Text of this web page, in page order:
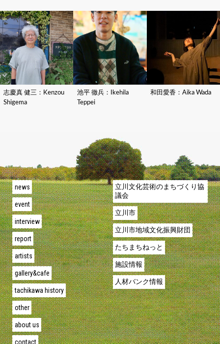
志慶真 健三：Kenzou
Shigema
池平 徹兵：Ikehila
Teppei
和田愛香：Aika Wada
news
event
interview
report
artists
gallery&cafe
tachikawa history
other
about us
contact
立川文化芸術のまちづくり協
議会
立川市
立川市地域文化振興財団
たちまちねっと
施設情報
人材バンク情報